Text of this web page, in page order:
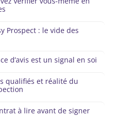
Prospect : le vide des
d’avis est un signal en soi
qualifiés et réalité du
à lire avant de signer